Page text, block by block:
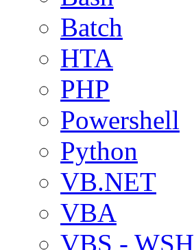
Batch
HTA
PHP
Powershell
Python
VB.NET
VBA
VBS - WSH